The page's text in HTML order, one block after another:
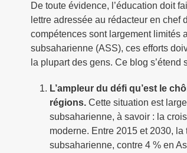
De toute évidence, l’éducation doit
lettre adressée au rédacteur en chef
compétences sont largement limités
subsaharienne (ASS), ces efforts
la plupart des gens. Ce blog s’étend
L’ampleur du défi qu’est le
régions. Cette situation est
subsaharienne, à savoir : la
moderne. Entre 2015 et 2030,
subsaharienne, contre 4 % en